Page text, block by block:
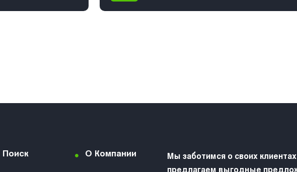
Поиск О Компании
Мы заботимся о своих
предлагаем выгодные